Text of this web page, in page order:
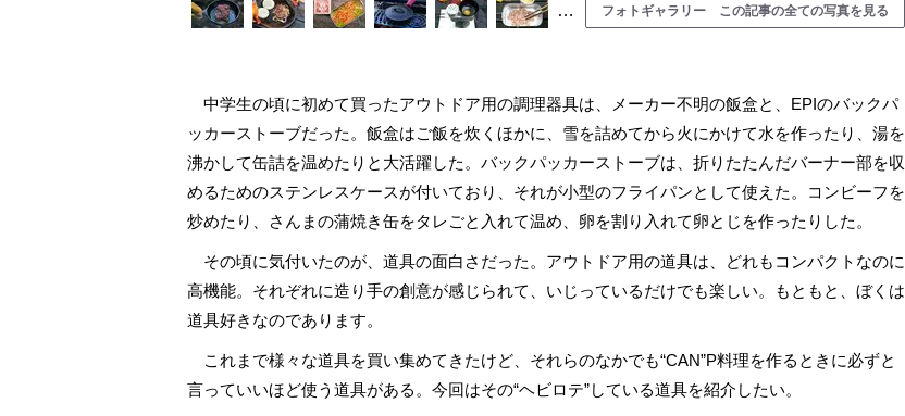
… フォトギャラリー この記事の全ての写真を見る
中学生の頃に初めて買ったアウトドア用の調理器具は、メーカー不明の飯盒と、EPIのバックパ
ッカーストーブだった。飯盒はご飯を炊くほかに、雪を詰めてから火にかけて水を作ったり、湯を
沸かして缶詰を温めたりと大活躍した。バックパッカーストーブは、折りたたんだバーナー部を収
めるためのステンレスケースが付いており、それが小型のフライパンとして使えた。コンビーフを
炒めたり、さんまの蒲焼き缶をタレごと入れて温め、卵を割り入れて卵とじを作ったりした。
その頃に気付いたのが、道具の面白さだった。アウトドア用の道具は、どれもコンパクトなのに
高機能。それぞれに造り手の創意が感じられて、いじっているだけでも楽しい。もともと、ぼくは
道具好きなのであります。
これまで様々な道具を買い集めてきたけど、それらのなかでも“CAN”P料理を作るときに必ずと
言っていいほど使う道具がある。今回はその“ヘビロテ”している道具を紹介したい。